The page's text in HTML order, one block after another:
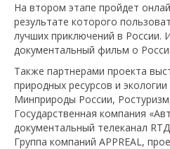
На втором этапе пройдет
результате которого
лучших приключений в России.
документальный фильм о
Также партнерами проекта
природных ресурсов и
Минприроды России,
Государственная компания
документальный телеканал
Группа компаний APPREAL,